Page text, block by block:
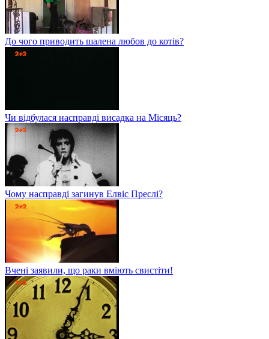
До чого приводить шалена любов до котів?
Чи відбулася насправді висадка на Місяць?
Чому насправді загинув Елвіс Преслі?
Вчені заявили, що раки вміють свистіти!